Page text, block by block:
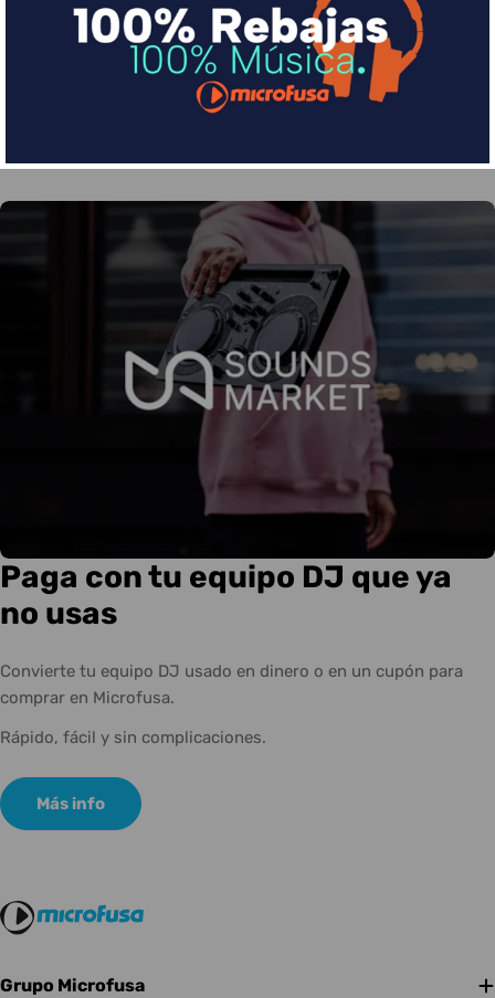
Divide en 3 sin coste o hasta en 18 meses por una
pequeña cuota al mes con Sequra
Más info
Paga con tu equipo DJ que ya
no usas
Convierte tu equipo DJ usado en dinero o en un cupón para
comprar en Microfusa.
Rápido, fácil y sin complicaciones.
Más info
Grupo Microfusa